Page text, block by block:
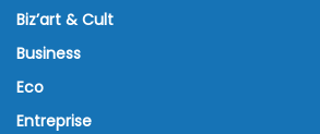
Biz’art & Cult
Business
Eco
Entreprise